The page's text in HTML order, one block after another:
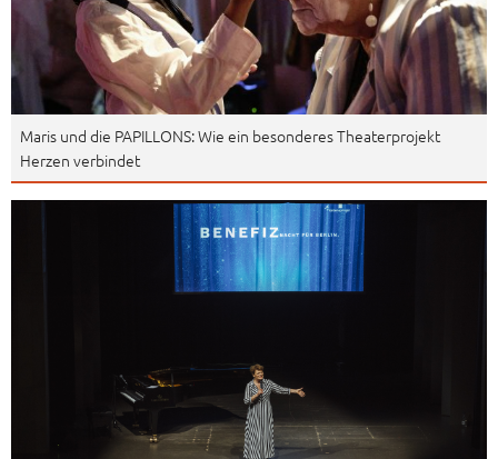
Maris und die PAPILLONS: Wie ein besonderes Theaterprojekt
Herzen verbindet